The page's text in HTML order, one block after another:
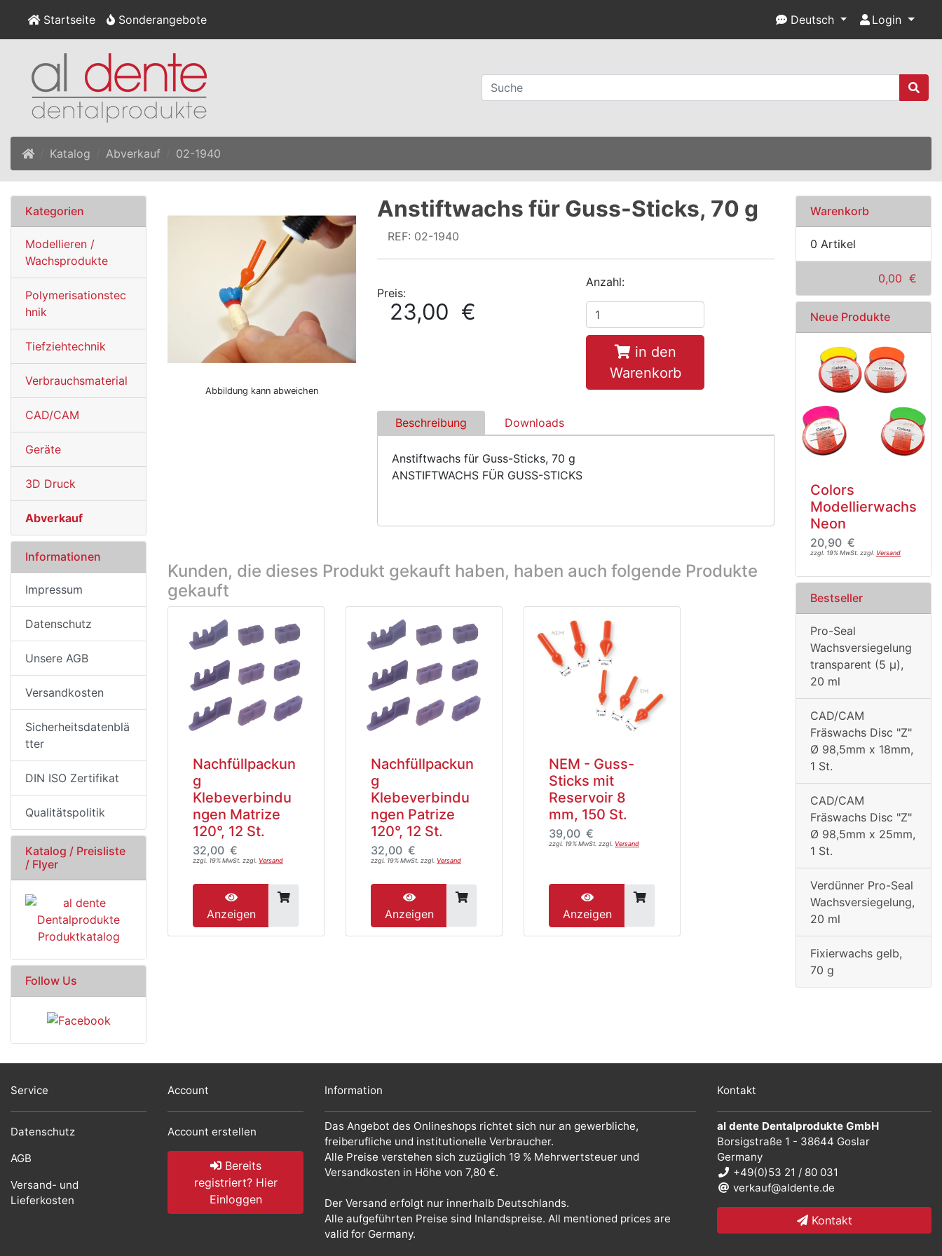
Startseite Sonderangebote Deutsch Login
Startseite
Katalog Abverkauf 02-1940
Abbildung kann abweichen
Anstiftwachs für Guss-Sticks, 70 g
REF: 02-1940
Preis:
23,00 €
Anzahl:
in den
Warenkorb
Beschreibung Downloads
Anstiftwachs für Guss-Sticks, 70 g
ANSTIFTWACHS FÜR GUSS-STICKS
Kunden, die dieses Produkt gekauft haben, haben auch folgende Produkte
gekauft
Nachfüllpackun
g
Klebeverbindu
ngen Matrize
120°, 12 St.
32,00 €
zzgl. 19% MwSt. zzgl. Versand
Anzeigen
Nachfüllpackun
g
Klebeverbindu
ngen Patrize
120°, 12 St.
32,00 €
zzgl. 19% MwSt. zzgl. Versand
Anzeigen
NEM - Guss-
Sticks mit
Reservoir 8
mm, 150 St.
39,00 €
zzgl. 19% MwSt. zzgl. Versand
Anzeigen
Kategorien
Modellieren /
Wachsprodukte
Polymerisationstec
hnik
Tiefziehtechnik
Verbrauchsmaterial
CAD/CAM
Geräte
3D Druck
Abverkauf
Informationen
Impressum
Datenschutz
Unsere AGB
Versandkosten
Sicherheitsdatenblä
tter
DIN ISO Zertifikat
Qualitätspolitik
Katalog / Preisliste
/ Flyer
Follow Us
Warenkorb
0 Artikel
0,00 €
Neue Produkte
Colors
Modellierwachs
Neon
20,90 €
zzgl. 19% MwSt. zzgl. Versand
Bestseller
Pro-Seal
Wachsversiegelung
transparent (5 µ),
20 ml
CAD/CAM
Fräswachs Disc "Z"
Ø 98,5mm x 18mm,
1 St.
CAD/CAM
Fräswachs Disc "Z"
Ø 98,5mm x 25mm,
1 St.
Verdünner Pro-Seal
Wachsversiegelung,
20 ml
Fixierwachs gelb,
70 g
Service
Datenschutz
AGB
Versand- und
Lieferkosten
Account
Account erstellen
Bereits
registriert? Hier
Einloggen
Information
Das Angebot des Onlineshops richtet sich nur an gewerbliche,
freiberufliche und institutionelle Verbraucher.
Alle Preise verstehen sich zuzüglich 19 % Mehrwertsteuer und
Versandkosten in Höhe von 7,80 €.
Der Versand erfolgt nur innerhalb Deutschlands.
Alle aufgeführten Preise sind Inlandspreise. All mentioned prices are
valid for Germany.
Kontakt
al dente Dentalprodukte GmbH
Borsigstraße 1 - 38644 Goslar
Germany
+49(0)53 21 / 80 031
verkauf@aldente.de
Kontakt